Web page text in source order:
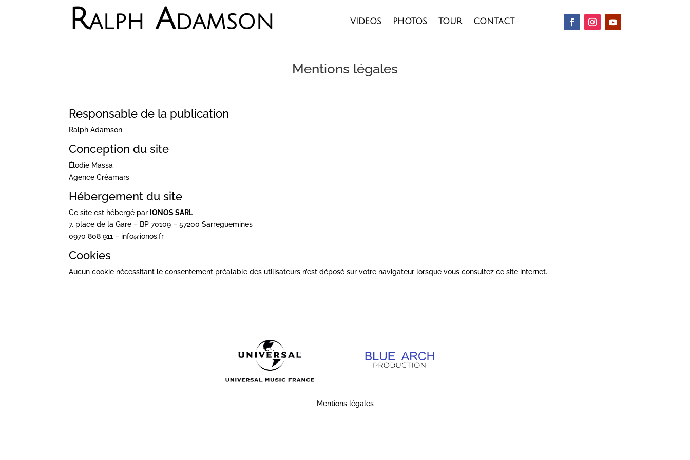
Ralph Adamson VIDEOS PHOTOS TOUR CONTACT
Mentions légales
Responsable de la publication
Ralph Adamson
Conception du site
Élodie Massa
Agence Créamars
Hébergement du site
Ce site est hébergé par IONOS SARL
7, place de la Gare – BP 70109 – 57200 Sarreguemines
0970 808 911 – info@ionos.fr
Cookies
Aucun cookie nécessitant le consentement préalable des utilisateurs n’est déposé sur votre navigateur lorsque vous consultez ce site internet.
Mentions légales